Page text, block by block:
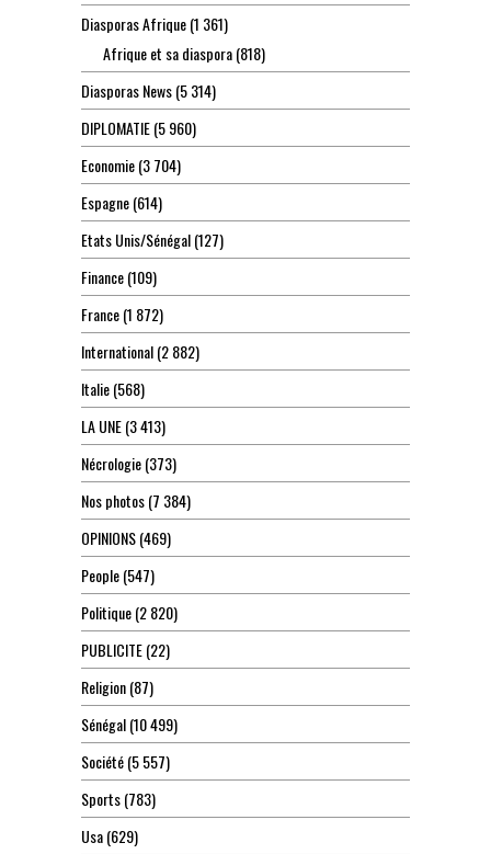
Diasporas Afrique(1 361)
Afrique et sa diaspora(818)
Diasporas News(5 314)
DIPLOMATIE(5 960)
Economie(3 704)
Espagne(614)
Etats Unis/Sénégal(127)
Finance(109)
France(1 872)
International(2 882)
Italie(568)
LA UNE(3 413)
Nécrologie(373)
Nos photos(7 384)
OPINIONS(469)
People(547)
Politique(2 820)
PUBLICITE(22)
Religion(87)
Sénégal(10 499)
Société(5 557)
Sports(783)
Usa(629)